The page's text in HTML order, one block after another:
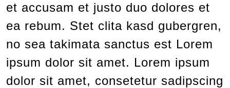
et accusam et justo duo dolores et
ea rebum. Stet clita kasd gubergren,
no sea takimata sanctus est Lorem
ipsum dolor sit amet. Lorem ipsum
dolor sit amet, consetetur sadipscing